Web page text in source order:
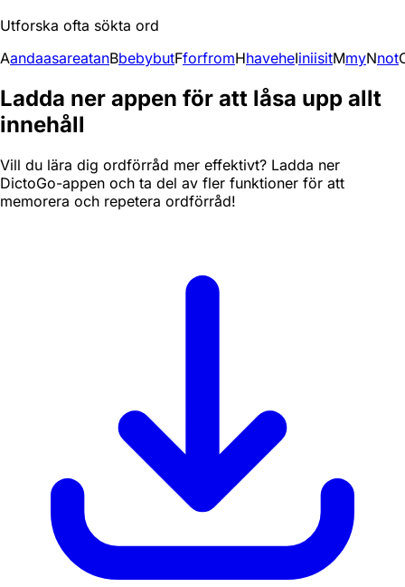
Utforska ofta sökta ord
AandaasareatanBbebybutFforfromHhaveheIiniisitMmyNnot
Ladda ner appen för att låsa upp allt
innehåll
Vill du lära dig ordförråd mer effektivt? Ladda ner
DictoGo-appen och ta del av fler funktioner för att
memorera och repetera ordförråd!